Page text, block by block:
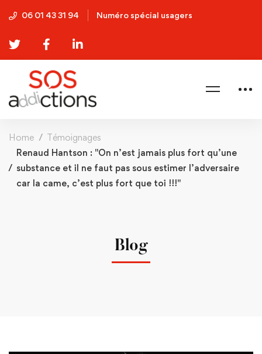
06 01 43 31 94 Numéro spécial usagers
Home
Témoignages
Renaud Hantson : "On n’est jamais plus fort qu’une
substance et il ne faut pas sous estimer l’adversaire
car la came, c’est plus fort que toi !!!"
Blog